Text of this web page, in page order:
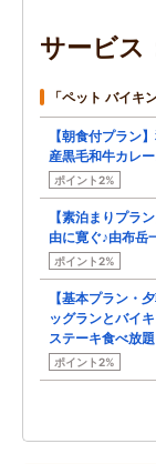
サービス
「ペット バイキ
【朝食付プラン
産黒毛和牛カレー
ポイント2%
【素泊まりプラ
由に寛ぐ♪由布岳
ポイント2%
【基本プラン・
ッグランとバイ
ステーキ食べ放題
ポイント2%